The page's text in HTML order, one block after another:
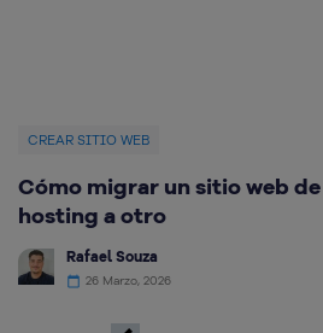
CREAR SITIO WEB
Cómo migrar un sitio web
hosting a otro
Rafael Souza
26 Marzo, 2026